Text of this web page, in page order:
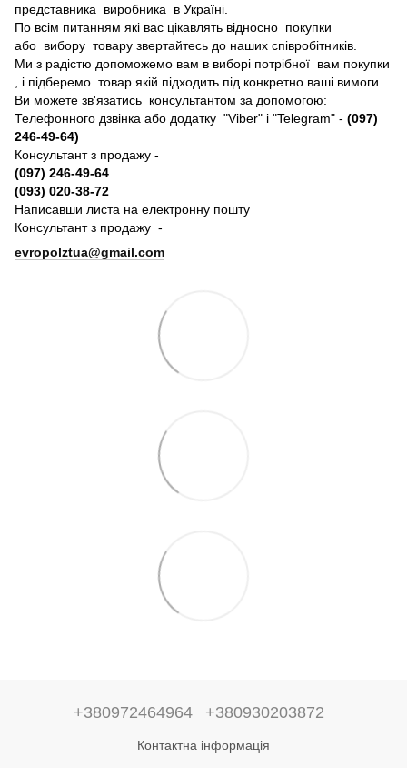
представника виробника в Україні.
По всім питанням які вас цікавлять відносно покупки
або вибору товару звертайтесь до наших співробітників.
Ми з радістю допоможемо вам в виборі потрібної вам покупки
, і підберемо товар якій підходить під конкретно ваші вимоги.
Ви можете зв'язатись консультантом за допомогою:
Телефонного дзвінка або додатку "Viber" і "Telegram" - (097)
246-49-64)
Консультант з продажу -
(097) 246-49-64
(093) 020-38-72
Написавши листа на електронну пошту
Консультант з продажу -
evropolztua@gmail.com
+380972464964 +380930203872
Контактна інформація